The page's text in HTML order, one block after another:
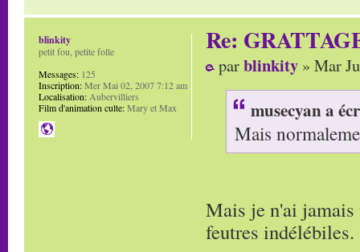
Re:
parblinkity » Mar
musecyan a
Mais
Mais je n'ai jamais
feutres indélébiles.
blinkity
petit fou, petite folle
Messages: 125
Inscription:Mer Mai 02, 2007 7:12 am
Localisation: Aubervilliers
Film d'animation culte:Mary et Max